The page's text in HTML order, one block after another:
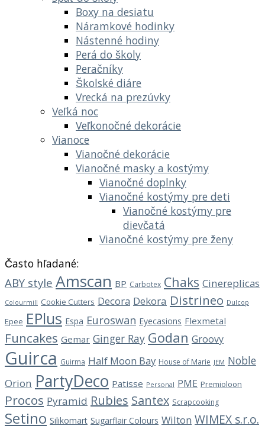
Boxy na desiatu
Náramkové hodinky
Nástenné hodiny
Perá do školy
Peračníky
Školské diáre
Vrecká na prezúvky
Veľká noc
Veľkonočné dekorácie
Vianoce
Vianočné dekorácie
Vianočné masky a kostýmy
Vianočné doplnky
Vianočné kostýmy pre deti
Vianočné kostýmy pre
dievčatá
Vianočné kostýmy pre ženy
Často hľadané:
ABY style Amscan BP Carbotex Chaks Cinereplicas
Colourmill Cookie Cutters Decora Dekora Distrineo Dulcop
Epee EPlus Espa Euroswan Eyecasions Flexmetal
Funcakes Gemar Ginger Ray Godan Groovy
Guirca Guirma Half Moon Bay House of Marie JEM Noble
Orion PartyDeco Patisse Personal PME Premioloon
Procos Pyramid Rubies Santex Scrapcooking
Setino Silikomart Sugarflair Colours Wilton WIMEX s.r.o.